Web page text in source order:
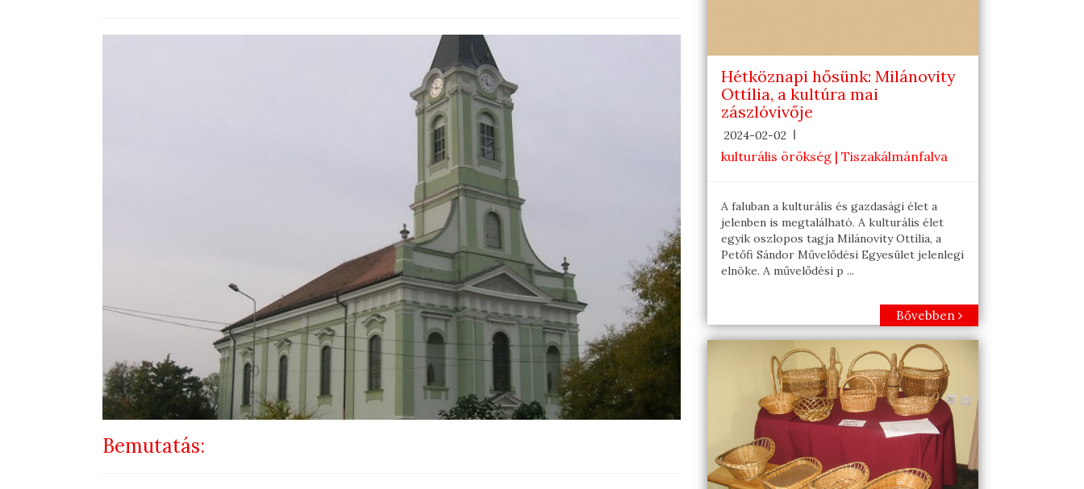
Bemutatás:
Hétköznapi hősünk: Milánovity
Ottília, a kultúra mai
zászlóvivője
2024-02-02
kulturális örökség | Tiszakálmánfalva
A faluban a kulturális és gazdasági élet a
jelenben is megtalálható. A kulturális élet
egyik oszlopos tagja Milánovity Ottília, a
Petőfi Sándor Művelődési Egyesület jelenlegi
elnöke. A művelődési p ...
Bővebben